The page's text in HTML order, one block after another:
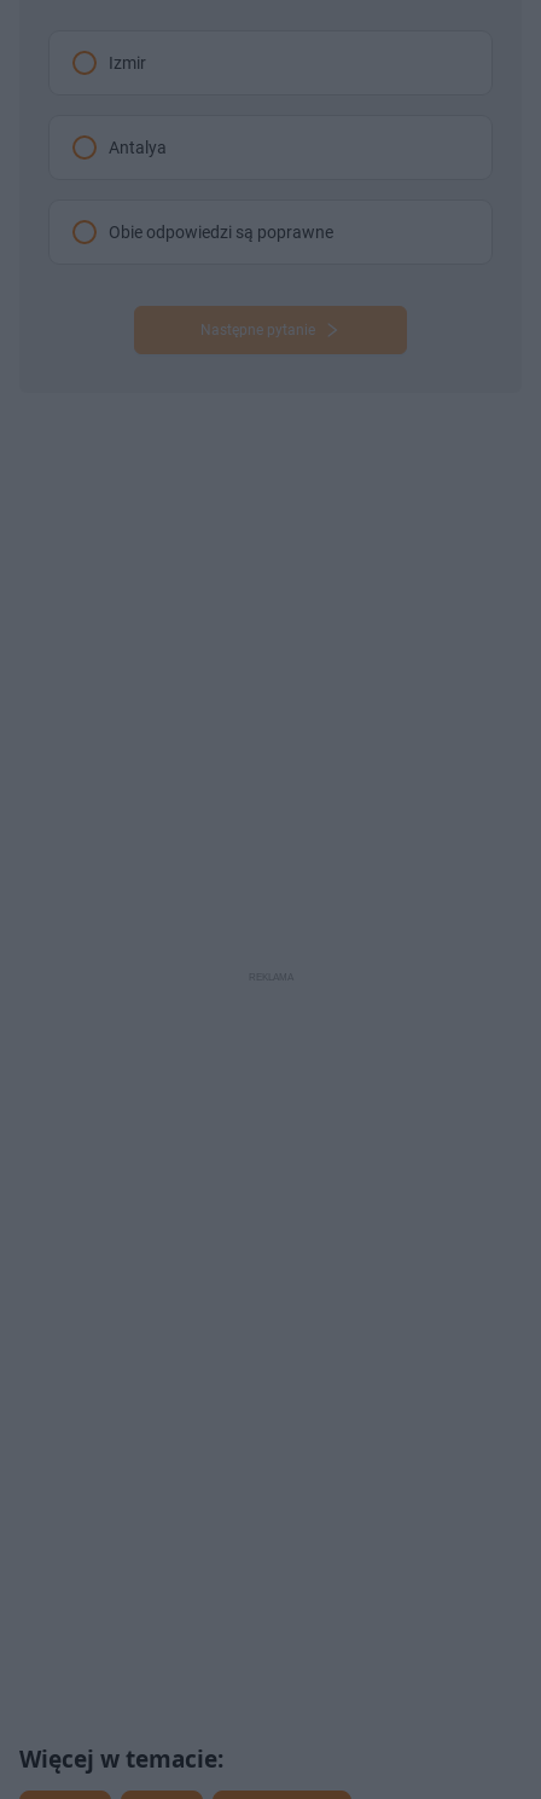
Izmir
Antalya
Obie odpowiedzi są poprawne
Następne pytanie